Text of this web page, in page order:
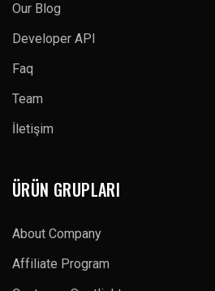
Our Blog
Developer API
Faq
Team
İletişim
ÜRÜN GRUPLARI
About Company
Affiliate Program